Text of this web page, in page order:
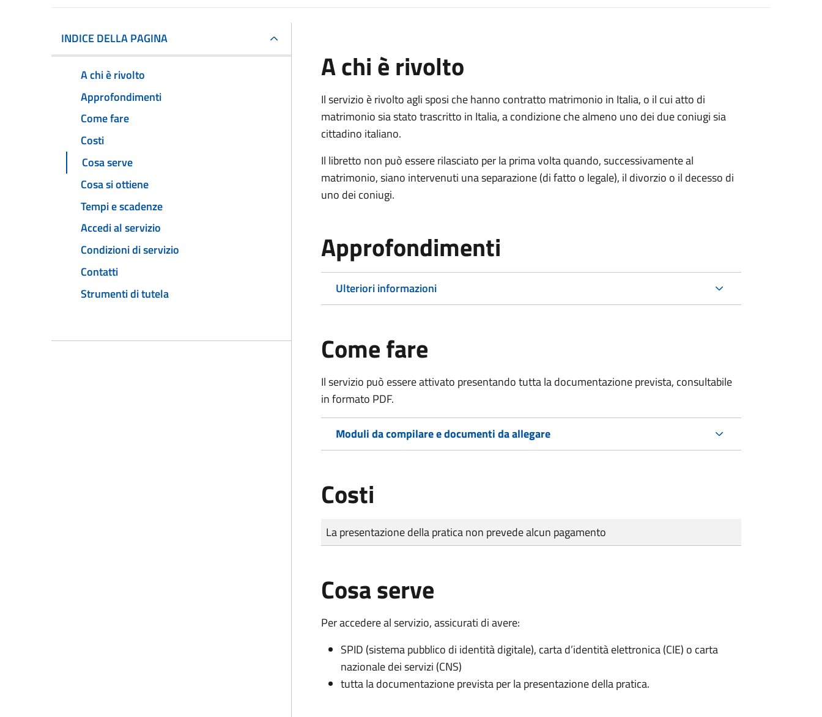
INDICE DELLA PAGINA
A chi è rivolto
Approfondimenti
Come fare
Costi
Cosa serve
Cosa si ottiene
Tempi e scadenze
Accedi al servizio
Condizioni di servizio
Contatti
Strumenti di tutela
A chi è rivolto
Il servizio è rivolto agli sposi che hanno contratto matrimonio in Italia, o il cui atto di
matrimonio sia stato trascritto in Italia, a condizione che almeno uno dei due coniugi sia
cittadino italiano.
Il libretto non può essere rilasciato per la prima volta quando, successivamente al
matrimonio, siano intervenuti una separazione (di fatto o legale), il divorzio o il decesso di
uno dei coniugi.
Approfondimenti
Ulteriori informazioni
Come fare
Il servizio può essere attivato presentando tutta la documentazione prevista, consultabile
in formato PDF.
Moduli da compilare e documenti da allegare
Costi
Tipo di pagamento
Importo
La presentazione della pratica non prevede alcun pagamento
Cosa serve
Per accedere al servizio, assicurati di avere:
SPID (sistema pubblico di identità digitale), carta d’identità elettronica (CIE) o carta
nazionale dei servizi (CNS)
tutta la documentazione prevista per la presentazione della pratica.